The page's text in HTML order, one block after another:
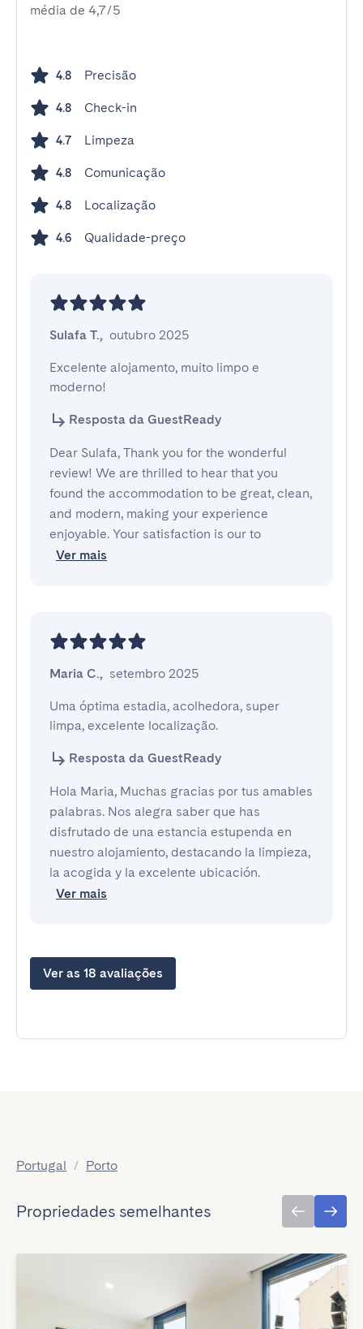
média de 4,7/5
4.8 Precisão
4.8 Check-in
4.7 Limpeza
4.8 Comunicação
4.8 Localização
4.6 Qualidade-preço
Sulafa T., outubro 2025
Excelente alojamento, muito limpo e
moderno!
Resposta da GuestReady
Dear Sulafa, Thank you for the wonderful
review! We are thrilled to hear that you
found the accommodation to be great, clean,
and modern, making your experience
enjoyable. Your satisfaction is our to
Ver mais
Maria C., setembro 2025
Uma óptima estadia, acolhedora, super
limpa, excelente localização.
Resposta da GuestReady
Hola Maria, Muchas gracias por tus amables
palabras. Nos alegra saber que has
disfrutado de una estancia estupenda en
nuestro alojamiento, destacando la limpieza,
la acogida y la excelente ubicación.
Ver mais
Ver as 18 avaliações
Portugal / Porto
Propriedades semelhantes